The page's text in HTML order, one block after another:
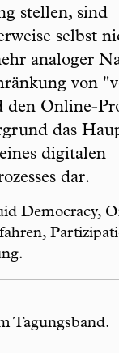
stellen, sind
selbst
analoger
von
den Online-
das
digitalen
dar.
Democracy,
Tagungsband.